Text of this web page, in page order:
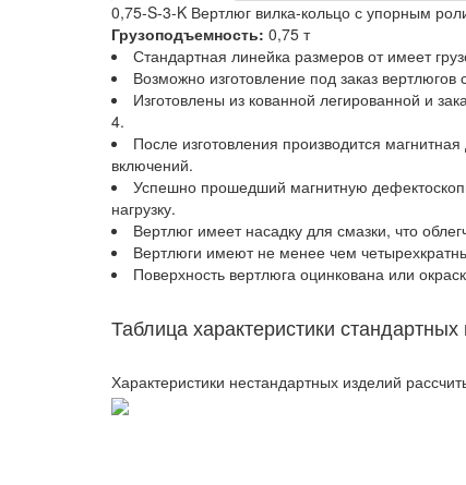
0,75-S-3-K Вертлюг вилка-кольцо с упорным
Грузоподъемность: 0,75 т
Стандартная линейка размеров от имеет
Возможно изготовление под заказ вертлюгов
Изготовлены из кованной легированной и
4.
После изготовления производится
включений.
Успешно прошедший магнитную
нагрузку.
Вертлюг имеет насадку для смазки, что
Вертлюги имеют не менее чем
Поверхность вертлюга оцинкована или
Таблица характеристики
Характеристики нестандартных изделий